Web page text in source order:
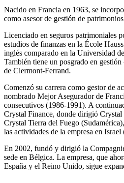
Nacido en Francia en 1963, se
como asesor de gestión de
Licenciado en seguros patrimoniales
estudios de finanzas en la École
inglés comparado en la Universidad
También tiene un posgrado en
de Clermont-Ferrand.
Comenzó su carrera como gestor de
nombrado Mejor Asegurador de
consecutivos (1986-1991). A
Crystal Finance, donde dirigió
Crystal Tierra del Fuego
las actividades de la empresa en
En 2002, fundó y dirigió la
sede en Bélgica. La empresa, que
España y el Reino Unido, sigue